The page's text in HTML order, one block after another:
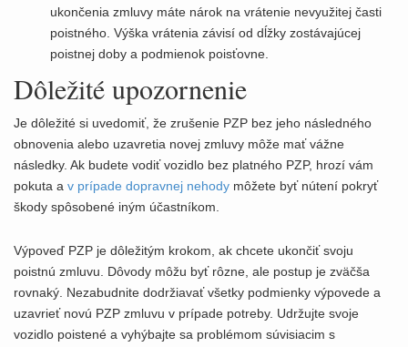
ukončenia zmluvy máte nárok na vrátenie nevyužitej časti
poistného. Výška vrátenia závisí od dĺžky zostávajúcej
poistnej doby a podmienok poisťovne.
Dôležité upozornenie
Je dôležité si uvedomiť, že zrušenie PZP bez jeho následného
obnovenia alebo uzavretia novej zmluvy môže mať vážne
následky. Ak budete vodiť vozidlo bez platného PZP, hrozí vám
pokuta a v prípade dopravnej nehody môžete byť nútení pokryť
škody spôsobené iným účastníkom.
Výpoveď PZP je dôležitým krokom, ak chcete ukončiť svoju
poistnú zmluvu. Dôvody môžu byť rôzne, ale postup je zväčša
rovnaký. Nezabudnite dodržiavať všetky podmienky výpovede a
uzavrieť novú PZP zmluvu v prípade potreby. Udržujte svoje
vozidlo poistené a vyhýbajte sa problémom súvisiacim s